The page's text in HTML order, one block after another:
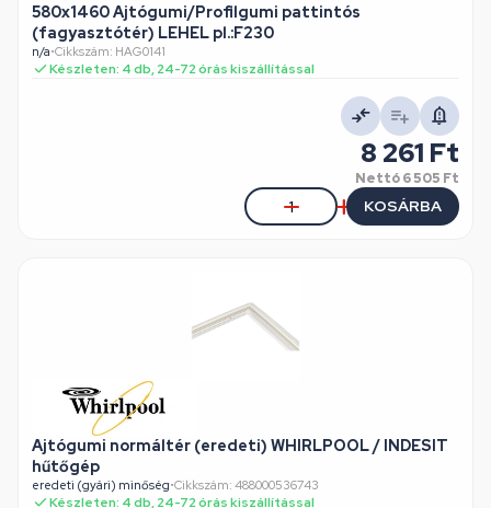
580x1460 Ajtógumi/Profilgumi pattintós
(fagyasztótér) LEHEL pl.:F230
n/a•Cikkszám: HAG0141
Készleten: 4 db, 24-72 órás kiszállítással
8 261 Ft
Nettó6 505 Ft
KOSÁRBA
Ajtógumi normáltér (eredeti) WHIRLPOOL / INDESIT
hűtőgép
eredeti (gyári) minőség•Cikkszám: 488000536743
Készleten: 4 db, 24-72 órás kiszállítással